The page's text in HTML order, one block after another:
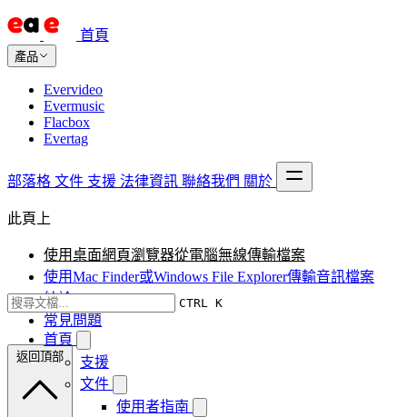
首頁
產品
Evervideo
Evermusic
Flacbox
Evertag
部落格 文件 支援 法律資訊 聯絡我們 關於
CTRL K
首頁
支援
文件
使用者指南
此頁上
使用桌面網頁瀏覽器從電腦無線傳輸檔案
使用Mac Finder或Windows File Explorer傳輸音訊檔案
結論
常見問題
返回頂部